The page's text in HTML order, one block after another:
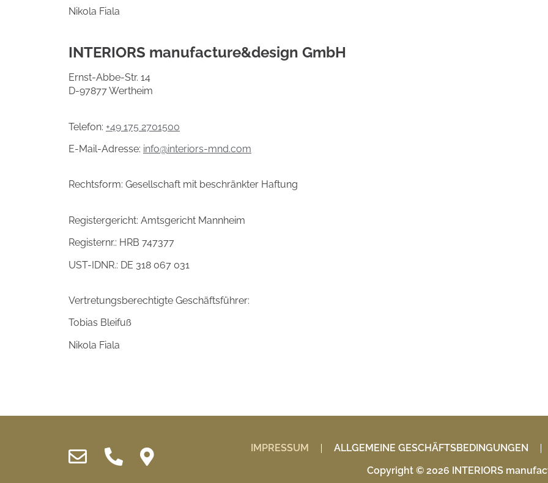
Nikola Fiala
INTERIORS manufacture&design GmbH
Ernst-Abbe-Str. 14
D-97877 Wertheim
Telefon: +49 175 2701500
E-Mail-Adresse: info@interiors-mnd.com
Rechtsform: Gesellschaft mit beschränkter Haftung
Registergericht: Amtsgericht Mannheim
Registernr.: HRB 747377
UST-IDNR.: DE 318 067 031
Vertretungsberechtigte Geschäftsführer:
Tobias Bleifuß
Nikola Fiala
IMPRESSUM ALLGEMEINE GESCHÄFTSBEDINGUNGEN
Copyright © 2026 INTERIORS